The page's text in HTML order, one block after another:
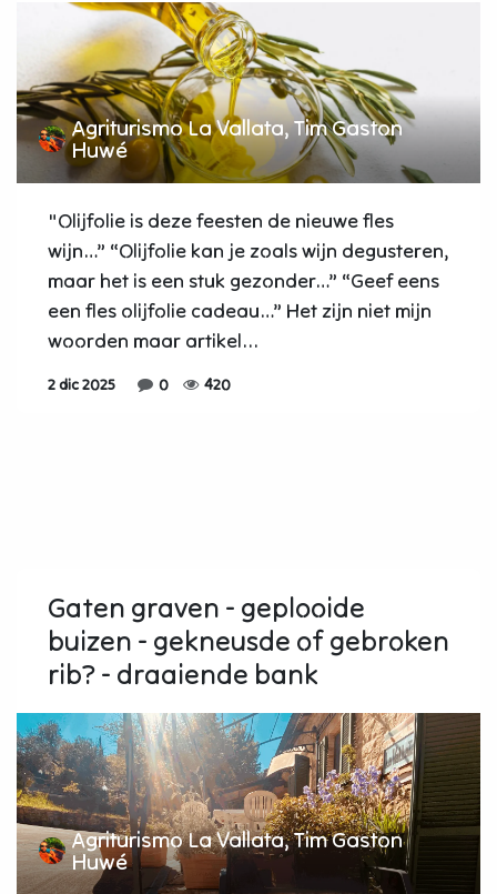
Agriturismo La Vallata, Tim Gaston
Huwé
"Olijfolie is deze feesten de nieuwe fles
wijn…” “Olijfolie kan je zoals wijn degusteren,
maar het is een stuk gezonder…” “Geef eens
een fles olijfolie cadeau…” Het zijn niet mijn
woorden maar artikel...
2 dic 2025 0 420
Gaten graven - geplooide
buizen - gekneusde of gebroken
rib? - draaiende bank
Agriturismo La Vallata, Tim Gaston
Huwé